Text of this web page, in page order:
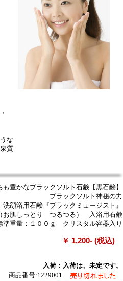
な
質
も豊かなブラックソルト石鹸【黒石鹸】
ブラックソルト神秘の力
洗顔浴用石鹸『ブラックミュージスト』
肌しっとり つるつる） 入浴用石鹸
準重量：１００ｇ クリスタル容器入り
￥ 1,200- (税込)
入荷：入荷は、未定です。
商品番号:1229001